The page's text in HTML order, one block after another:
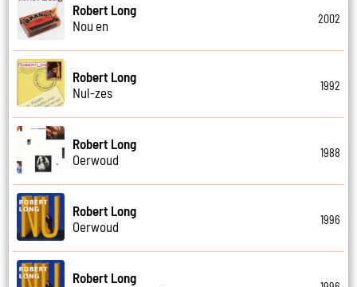
Robert Long
Nou en
2002
Robert Long
Nul-zes
1992
Robert Long
Oerwoud
1988
Robert Long
Oerwoud
1996
Robert Long